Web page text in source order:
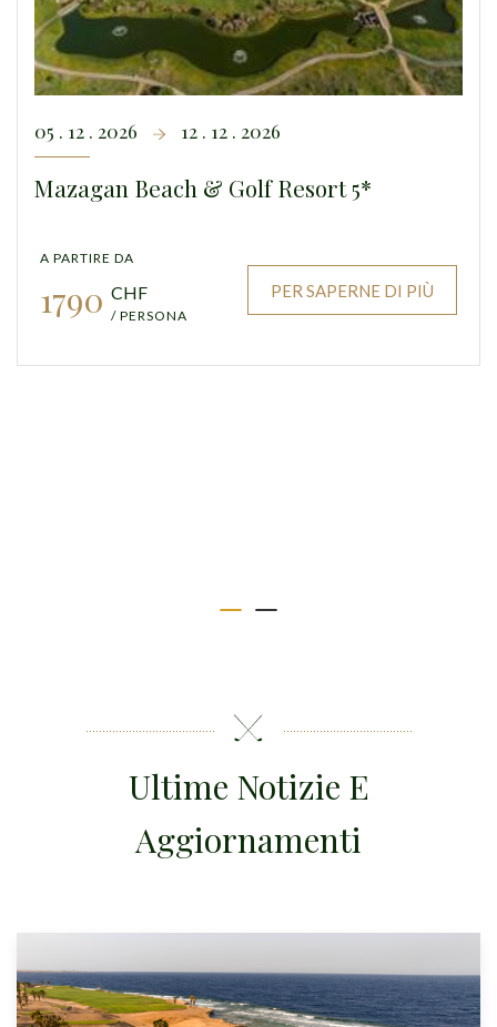
05 . 12 . 2026 12 . 12 . 2026
Mazagan Beach & Golf Resort 5*
A PARTIRE DA
1790 CHF
/ PERSONA
PER SAPERNE DI PIÙ
Ultime Notizie E
Aggiornamenti